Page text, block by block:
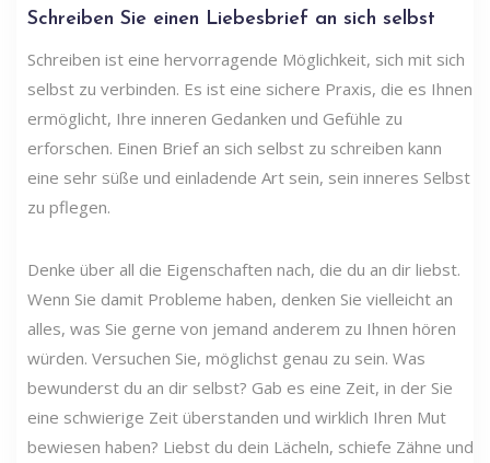
Schreiben Sie einen Liebesbrief an sich selbst
Schreiben ist eine hervorragende Möglichkeit, sich mit sich
selbst zu verbinden. Es ist eine sichere Praxis, die es Ihnen
ermöglicht, Ihre inneren Gedanken und Gefühle zu
erforschen. Einen Brief an sich selbst zu schreiben kann
eine sehr süße und einladende Art sein, sein inneres Selbst
zu pflegen.
Denke über all die Eigenschaften nach, die du an dir liebst.
Wenn Sie damit Probleme haben, denken Sie vielleicht an
alles, was Sie gerne von jemand anderem zu Ihnen hören
würden. Versuchen Sie, möglichst genau zu sein. Was
bewunderst du an dir selbst? Gab es eine Zeit, in der Sie
eine schwierige Zeit überstanden und wirklich Ihren Mut
bewiesen haben? Liebst du dein Lächeln, schiefe Zähne und